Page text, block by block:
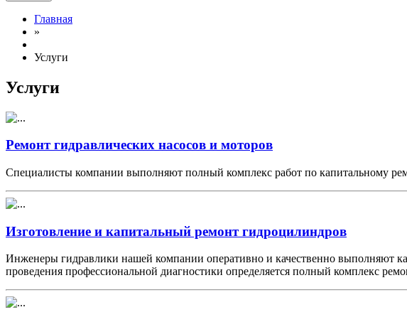
Главная
»
Услуги
Услуги
Ремонт гидравлических насосов и моторов
Специалисты компании выполняют полный комплекс работ по капитальному
Изготовление и капитальный ремонт гидроцилиндров
Инженеры гидравлики нашей компании оперативно и качественно выполняют
проведения профессиональной диагностики определяется полный комплекс